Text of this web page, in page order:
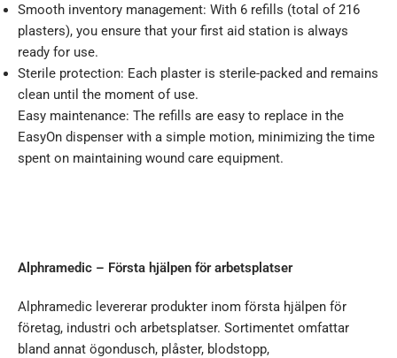
Smooth inventory management: With 6 refills (total of 216
plasters), you ensure that your first aid station is always
ready for use.
Sterile protection: Each plaster is sterile-packed and remains
clean until the moment of use.
Easy maintenance: The refills are easy to replace in the
EasyOn dispenser with a simple motion, minimizing the time
spent on maintaining wound care equipment.
Alphramedic – Första hjälpen för arbetsplatser
Alphramedic levererar produkter inom första hjälpen för
företag, industri och arbetsplatser. Sortimentet omfattar
bland annat ögondusch, plåster, blodstopp,